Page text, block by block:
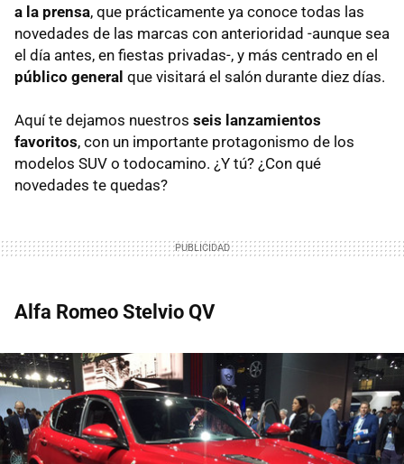
a la prensa, que prácticamente ya conoce todas las
novedades de las marcas con anterioridad -aunque sea
el día antes, en fiestas privadas-, y más centrado en el
público general que visitará el salón durante diez días.
Aquí te dejamos nuestros seis lanzamientos
favoritos, con un importante protagonismo de los
modelos SUV o todocamino. ¿Y tú? ¿Con qué
novedades te quedas?
Alfa Romeo Stelvio QV